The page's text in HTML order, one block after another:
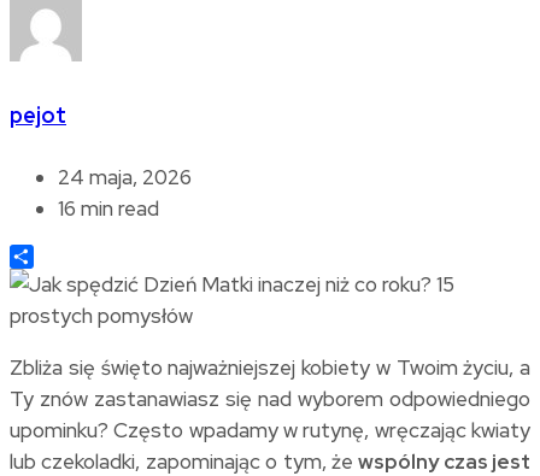
pejot
24 maja, 2026
16 min read
Share
Zbliża się święto najważniejszej kobiety w Twoim życiu, a
Ty znów zastanawiasz się nad wyborem odpowiedniego
upominku? Często wpadamy w rutynę, wręczając kwiaty
lub czekoladki, zapominając o tym, żewspólny czas jest